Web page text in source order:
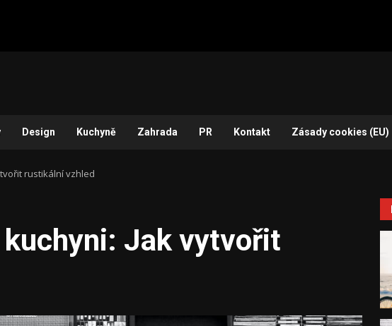
Design Kuchyně Zahrada PR Kontakt Zásady cookies (EU)
rustikální vzhled
Jak vytvořit